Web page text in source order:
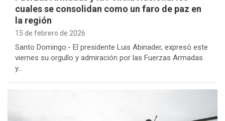
cuales se consolidan como un faro de paz en
la región
15 de febrero de 2026
Santo Domingo.- El presidente Luis Abinader, expresó este
viernes su orgullo y admiración por las Fuerzas Armadas
y…